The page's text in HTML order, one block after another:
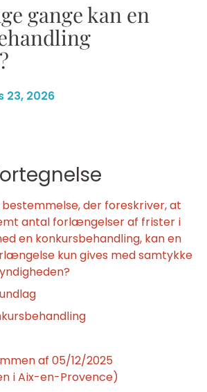
gange kan en
23, 2026
bestemmelse, der foreskriver, at
antal forlængelser af frister i
en konkursbehandling, kan en
kun gives med samtykke
af 05/12/2025
i Aix-en-Provence)